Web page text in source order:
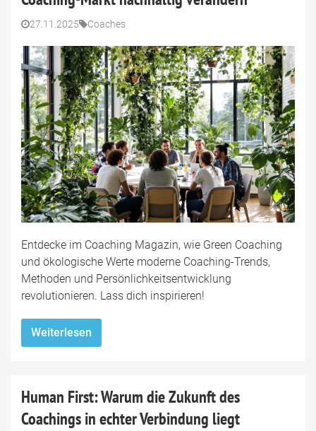
27.11.2025 Coaches
Entdecke im Coaching Magazin, wie Green Coaching
und ökologische Werte moderne Coaching-Trends,
Methoden und Persönlichkeitsentwicklung
revolutionieren. Lass dich inspirieren!
Weiterlesen
Human First: Warum die Zukunft des
Coachings in echter Verbindung liegt